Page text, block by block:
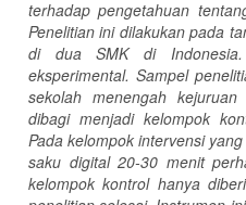
terhadap pengetahuan
Penelitian ini dilakukan pada
di dua SMK di Indonesia.
eksperimental. Sampel
sekolah menengah
dibagi menjadi kelompok
Pada kelompok intervensi
saku digital 20-30 menit
kelompok kontrol hanya